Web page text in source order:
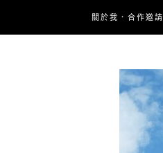
content
關於我．合作邀請